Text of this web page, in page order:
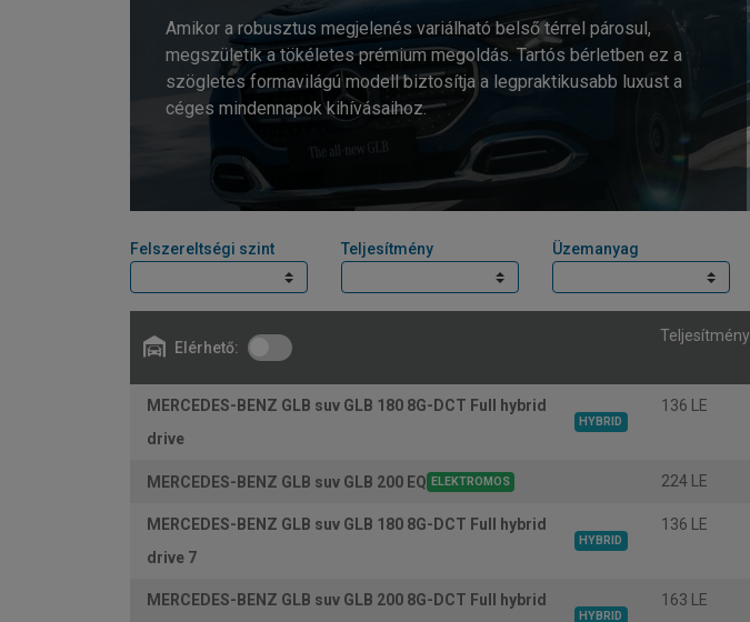
Amikor a robusztus megjelenés variálható belső térrel párosul,
megszületik a tökéletes prémium megoldás. Tartós bérletben ez a
szögletes formavilágú modell biztosítja a legpraktikusabb luxust a
céges mindennapok kihívásaihoz.
Felszereltségi szint Teljesítmény Üzemanyag
Elérhető:
Teljesítmény
MERCEDES-BENZ GLB suv GLB 180 8G-DCT Full hybrid
drive
HYBRID
136 LE
MERCEDES-BENZ GLB suv GLB 200 EQ ELEKTROMOS 224 LE
MERCEDES-BENZ GLB suv GLB 180 8G-DCT Full hybrid
drive 7
HYBRID
136 LE
MERCEDES-BENZ GLB suv GLB 200 8G-DCT Full hybrid
HYBRID
163 LE